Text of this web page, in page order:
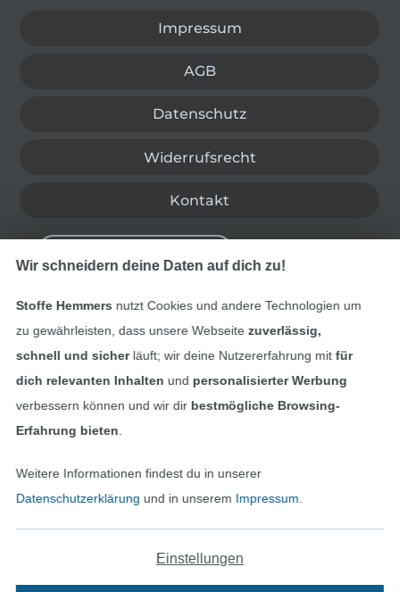
Impressum
AGB
Datenschutz
Widerrufsrecht
Kontakt
Finde mehr Inspiration
Nederlands
In den niederländischen
(France)
In den
Wir schneidern deine Daten auf dich zu!
Stoffe Hemmers nutzt Cookies und andere Technologien um
zu gewährleisten, dass unsere Webseite zuverlässig,
schnell und sicherläuft; wir deine Nutzererfahrung mitfür
dich relevanten Inhalten und personalisierter Werbung
verbessern können und wir dir bestmögliche Browsing-
Erfahrung bieten
Weitere Informationen findest du in unserer
Datenschutzerklärung und in unserem Impressum
Einstellungen